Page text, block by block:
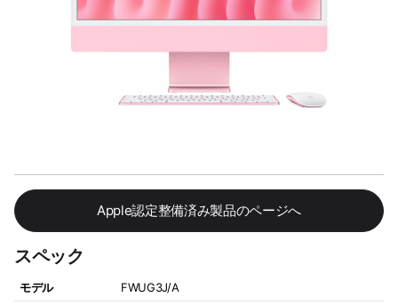
Apple認定整備済み製品のページへ
スペック
モデル
FWUG3J/A